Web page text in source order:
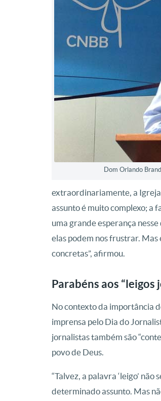
Dom Orlando
extraordinariamente, a
assunto é muito complexo; a
uma grande esperança
elas podem nos frustrar. Mas
concretas”, afirmou.
Parabéns aos “leigos
No contexto da importância
imprensa pelo Dia do
jornalistas também são
povo de Deus.
“Talvez, a palavra ‘leigo’
determinado assunto. Mas